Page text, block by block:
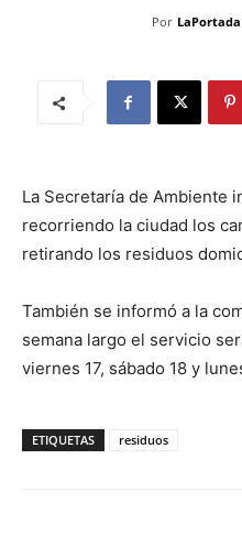
Por LaPortada
La Secretaría de Ambiente
recorriendo la ciudad los
retirando los residuos
También se informó a la
semana largo el servicio
viernes 17, sábado 18 y
ETIQUETAS residuos